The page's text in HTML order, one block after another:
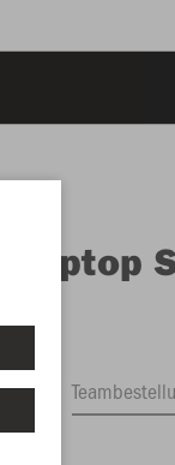
Ziptop